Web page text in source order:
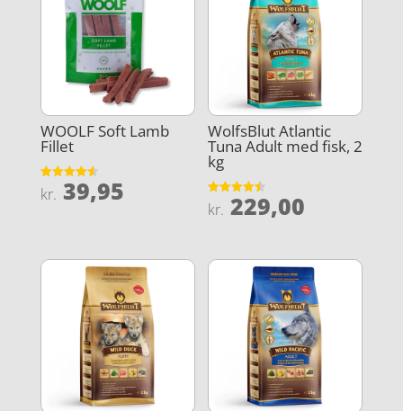
WOOLF Soft Lamb
Fillet
Vurderet
4.6
kr. 39,95
WolfsBlut Atlantic
Tuna Adult med fisk, 2
kg
Vurderet
4.5
kr. 229,00